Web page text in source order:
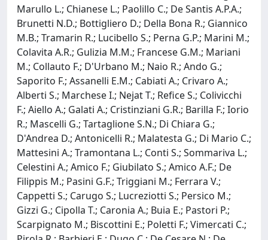
Marullo L.; Chianese L.; Paolillo C.; De Santis A.P.A.;
Brunetti N.D.; Bottigliero D.; Della Bona R.; Giannico
M.B.; Tramarin R.; Lucibello S.; Perna G.P.; Marini M.;
Colavita A.R.; Gulizia M.M.; Francese G.M.; Mariani
M.; Collauto F.; D'Urbano M.; Naio R.; Ando G.;
Saporito F.; Assanelli E.M.; Cabiati A.; Crivaro A.;
Alberti S.; Marchese I.; Nejat T.; Refice S.; Colivicchi
F.; Aiello A.; Galati A.; Cristinziani G.R.; Barilla F.; Iorio
R.; Mascelli G.; Tartaglione S.N.; Di Chiara G.;
D'Andrea D.; Antonicelli R.; Malatesta G.; Di Mario C.;
Mattesini A.; Tramontana L.; Conti S.; Sommariva L.;
Celestini A.; Amico F.; Giubilato S.; Amico A.F.; De
Filippis M.; Pasini G.F.; Triggiani M.; Ferrara V.;
Cappetti S.; Carugo S.; Lucreziotti S.; Persico M.;
Gizzi G.; Cipolla T.; Caronia A.; Buia E.; Pastori P.;
Scarpignato M.; Biscottini E.; Poletti F.; Vimercati C.;